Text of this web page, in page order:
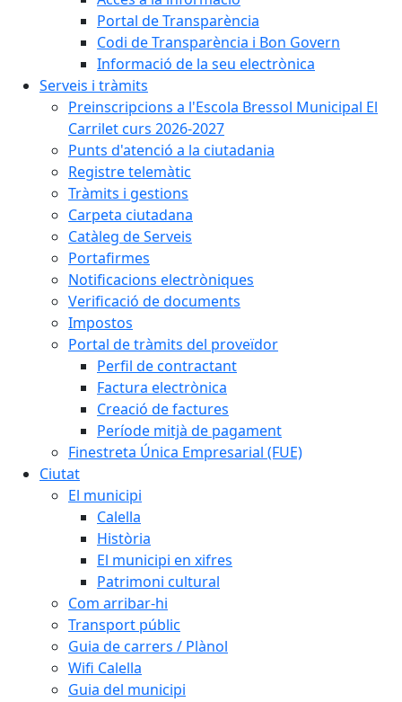
Portal de Transparència
Codi de Transparència i Bon Govern
Informació de la seu electrònica
Serveis i tràmits
Preinscripcions a l'Escola Bressol Municipal El
Carrilet curs 2026-2027
Punts d'atenció a la ciutadania
Registre telemàtic
Tràmits i gestions
Carpeta ciutadana
Catàleg de Serveis
Portafirmes
Notificacions electròniques
Verificació de documents
Impostos
Portal de tràmits del proveïdor
Perfil de contractant
Factura electrònica
Creació de factures
Període mitjà de pagament
Finestreta Única Empresarial (FUE)
Ciutat
El municipi
Calella
Història
El municipi en xifres
Patrimoni cultural
Com arribar-hi
Transport públic
Guia de carrers / Plànol
Wifi Calella
Guia del municipi